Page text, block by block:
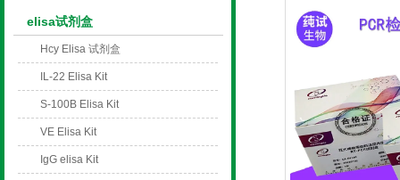
elisa试剂盒
Hcy Elisa 试剂盒
IL-22 Elisa Kit
S-100B Elisa Kit
VE Elisa Kit
IgG elisa Kit